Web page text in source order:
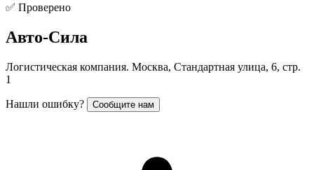
✅ Проверено
Авто-Сила
Логистическая компания. Москва, Стандартная улица, 6, стр.
1
Нашли ошибку? Сообщите нам